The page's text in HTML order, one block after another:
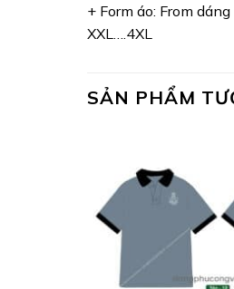
+ Form áo: From
XXL….4XL
SẢN PHẨM